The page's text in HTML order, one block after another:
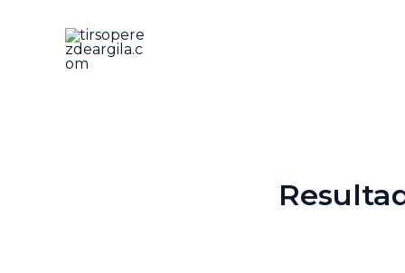
contenido